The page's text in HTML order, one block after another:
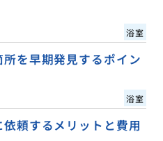
浴室
を早期発見するポイン
浴室
頼するメリットと費用